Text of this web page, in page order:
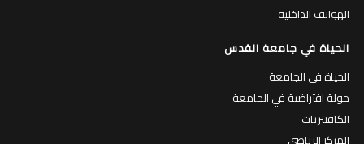
الهواتف الداخلية
الحياة في جامعة القدس
الحياة في الجامعة
جولة افتراضية في الجامعة
الكافتيريات
المركز الرياضي